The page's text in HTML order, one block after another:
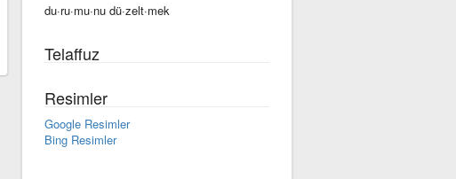
du·ru·mu·nu dü·zelt·mek
Telaffuz
Resimler
Google Resimler
Bing Resimler